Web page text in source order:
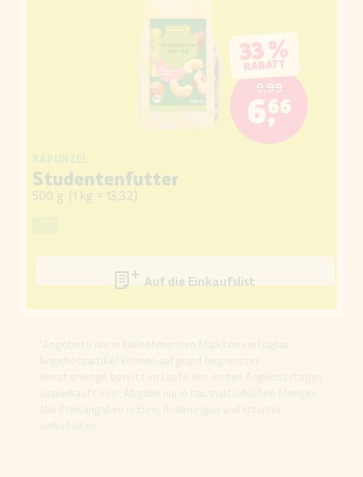
33 %
RABATT
9,99
6,66
RAPUNZEL
Studentenfutter
500 g (1 kg = 13,32)
Auf die Einkaufsliste